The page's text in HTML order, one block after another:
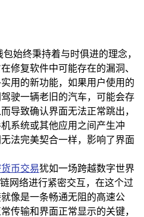
包始终秉持着与时俱进的理念，
修复软件中可能存在的漏洞、
用的新功能，如果用户使用的
驶一辆老旧的汽车，可能会存
导致确认界面无法正常跳出，
系统或其他应用之间产生冲
法完美契合一样，影响了界面
币交易犹如一场跨越数字世界
网络进行紧密交互，在这个过
像是一条畅通无阻的高速公
传输和界面正常显示的关键，